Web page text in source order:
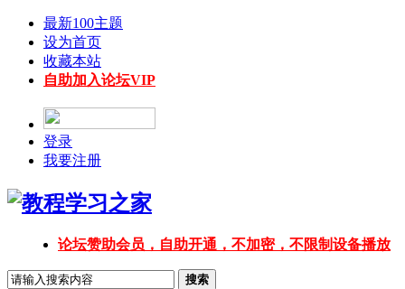
最新100主题
设为首页
收藏本站
自助加入论坛VIP
登录
我要注册
论坛赞助会员，自助开通，不加密，不限制设备播放
搜索